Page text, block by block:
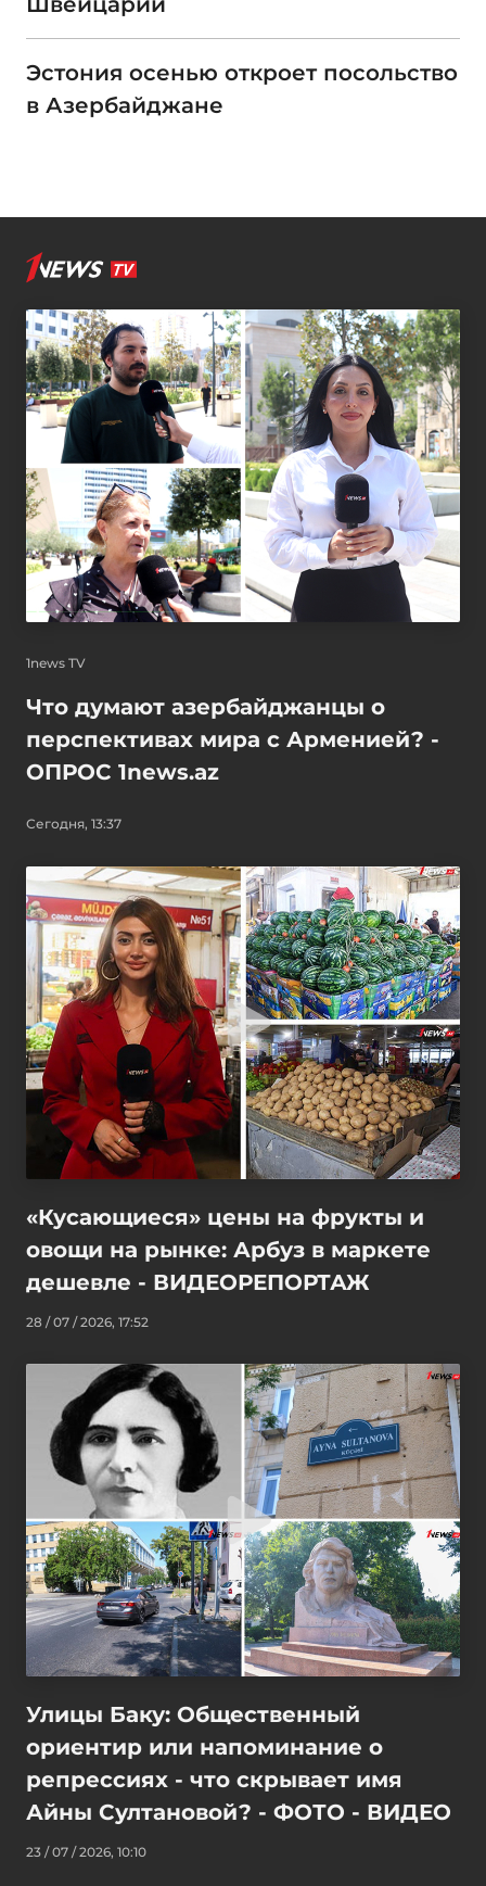
Эстония осенью откроет посольство
в Азербайджане
1news TV
Что думают азербайджанцы о
перспективах мира с Арменией? -
ОПРОС 1news.az
Сегодня, 13:37
«Кусающиеся» цены на фрукты и
овощи на рынке: Арбуз в маркете
дешевле - ВИДЕОРЕПОРТАЖ
28 / 07 / 2026, 17:52
Улицы Баку: Общественный
ориентир или напоминание о
репрессиях - что скрывает имя
Айны Султановой? - ФОТО - ВИДЕО
23 / 07 / 2026, 10:10